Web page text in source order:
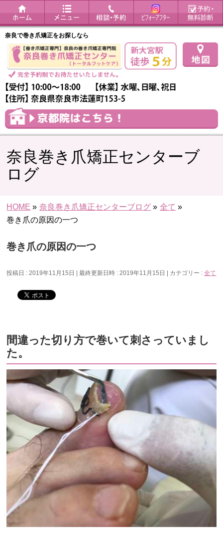
奈良で巻き爪矯正をお探しなら
奈良巻き爪矯正センターブ
ログ
HOME » 奈良巻き爪矯正センターブログ » 全て »
巻き爪の原因の一つ
巻き爪の原因の一つ
投稿日 : 2019年11月15日 最終更新日時 : 2019年11月15日 カテゴリー :全て
間違った切り方で巻いて刺さっていまし
た。